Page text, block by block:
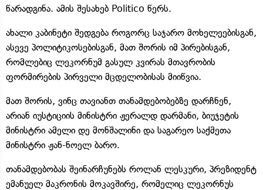
წარადგინა. ამის შესახებ Politico წერს.
ახალი კაბინეტი შედგება როგორც საჯარო მოხელეებისგან,
ასევე პოლიტიკოსებისგან, მათ შორის იმ პირებისგან,
რომლებიც ლეკორნუმ გასულ კვირას მთავრობის
ფორმირების პირველი მცდელობისას მიიწვია.
მათ შორის, ვინც თავიანთ თანამდებობებზე დარჩნენ,
არიან იუსტიციის მინისტრი ჟერალდ დარმანი, ბიუჯეტის
მინისტრი ამელი დე მონშალინი და საგარეო საქმეთა
მინისტრი ჟან-ნოელ ბარო.
თანამდებობას შეინარჩუნებს როლან ლესკური, პრეზიდენტ
ემანუელ მაკრონის მოკავშირე, რომელიც ლეკორნუს